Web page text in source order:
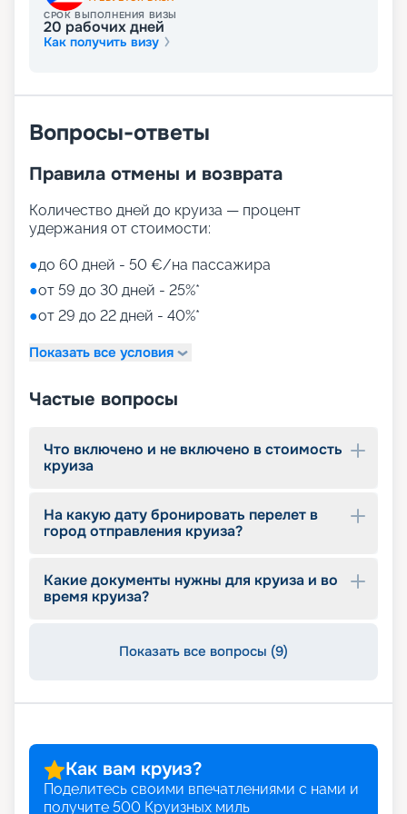
послушать выступление лучших комиков.
Все, что не было включено в стоимость путевки,
включенными чаевыми в размере 15 %.
Путешествие на корабле
будущего
На нашем сайте вы можете купить путевки на
круизы MSC World America, выбрав идеальный
вариант путешествия на 2026 - 2027 г. Мы
предлагаем ознакомиться с фото кают, точным
описанием лайнера и прочитать отзывы бывалых
путешественников. Если у вас останутся
вопросы о круизе, просто свяжитесь с нами по
специалисты ответят на актуальные вопросы.
СРОК ВЫПОЛНЕНИЯ ВИЗЫ
20 рабочих дней
Как получить визу
Вопросы-ответы
Правила отмены и возврата
Количество дней до круиза — процент
удержания от стоимости:
●до 60 дней - 50 €/на пассажира
●от 59 до 30 дней - 25%*
●от 29 до 22 дней - 40%*
Показать все условия
Частые вопросы
Что включено и не включено в стоимость
круиза
На какую дату бронировать перелет в
город отправления круиза?
Какие документы нужны для круиза и во
время круиза?
Показать все вопросы (9)
Как вам круиз?
Поделитесь своими впечатлениями с нами и
получите 500 Круизных миль